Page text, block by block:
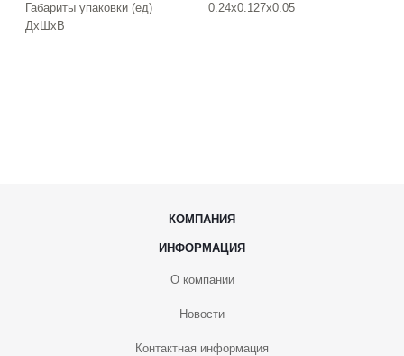
Габариты упаковки (ед)
ДхШхВ
0.24x0.127x0.05
КОМПАНИЯ
ИНФОРМАЦИЯ
О компании
Новости
Контактная информация